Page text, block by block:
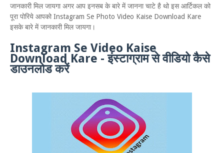
जानकारी मिल जायगा अगर आप इनसब के बारे में जानना चाटे है थो इस आर्टिकल को
पूरा पोरिये आपको Instagram Se Photo Video Kaise Download Kare
इसके बारे में जानकारी मिल जायगा।
Instagram Se Video Kaise
Download Kare - इंस्टाग्राम से वीडियो कैसे
डाउनलोड करें